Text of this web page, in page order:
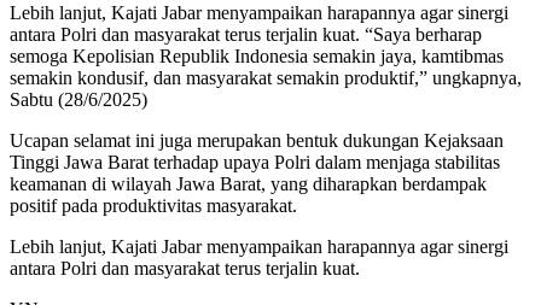
Lebih lanjut, Kajati Jabar menyampaikan harapannya agar sinergi
antara Polri dan masyarakat terus terjalin kuat. “Saya berharap
semoga Kepolisian Republik Indonesia semakin jaya, kamtibmas
semakin kondusif, dan masyarakat semakin produktif,” ungkapnya,
Sabtu (28/6/2025)
Ucapan selamat ini juga merupakan bentuk dukungan Kejaksaan
Tinggi Jawa Barat terhadap upaya Polri dalam menjaga stabilitas
keamanan di wilayah Jawa Barat, yang diharapkan berdampak
positif pada produktivitas masyarakat.
Lebih lanjut, Kajati Jabar menyampaikan harapannya agar sinergi
antara Polri dan masyarakat terus terjalin kuat.